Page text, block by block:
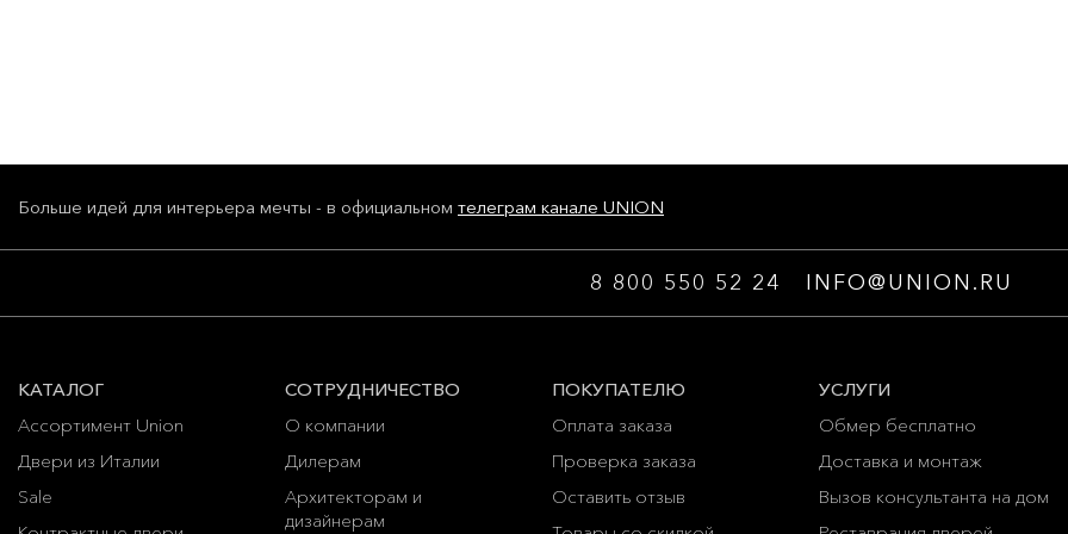
Больше идей для интерьера мечты - в официальном телеграм канале UNION
8 800 550 52 24 INFO@UNION.RU
КАТАЛОГ
Ассортимент Union
Двери из Италии
Sale
СОТРУДНИЧЕСТВО
О компании
Дилерам
Архитекторам и
дизайнерам
ПОКУПАТЕЛЮ
Оплата заказа
Проверка заказа
Оставить отзыв
УСЛУГИ
Обмер бесплатно
Доставка и монтаж
Вызов консультанта на дом